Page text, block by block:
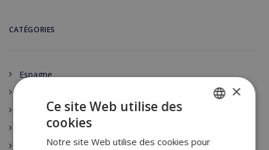
CATÉGORIES
Espagne
Location Lloret De Mar
Location Espagne Vacances
Lloret de Mar
DUTCH
×
Ce site Web utilise des
cookies
Notre site Web utilise des cookies pour